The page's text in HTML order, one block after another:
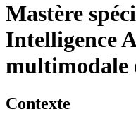
Mastère
Intelligence
multimodale
Contexte